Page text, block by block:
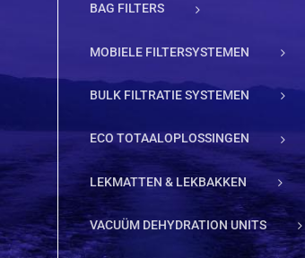
BAG FILTERS
MOBIELE FILTERSYSTEMEN
BULK FILTRATIE SYSTEMEN
ECO TOTAALOPLOSSINGEN
LEKMATTEN & LEKBAKKEN
VACUÜM DEHYDRATION UNITS